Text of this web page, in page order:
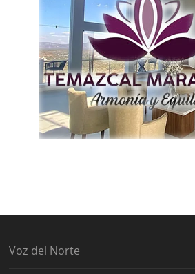
Voz del Norte